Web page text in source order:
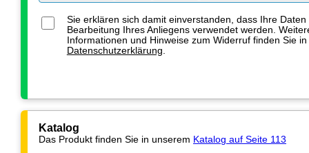
Sie erklären sich damit einverstanden, dass Ihre Daten
Bearbeitung Ihres Anliegens verwendet werden.
Informationen und Hinweise zum Widerruf finden Sie
Datenschutzerklärung
Katalog
Das Produkt finden Sie in unserem Katalog auf Seite 113